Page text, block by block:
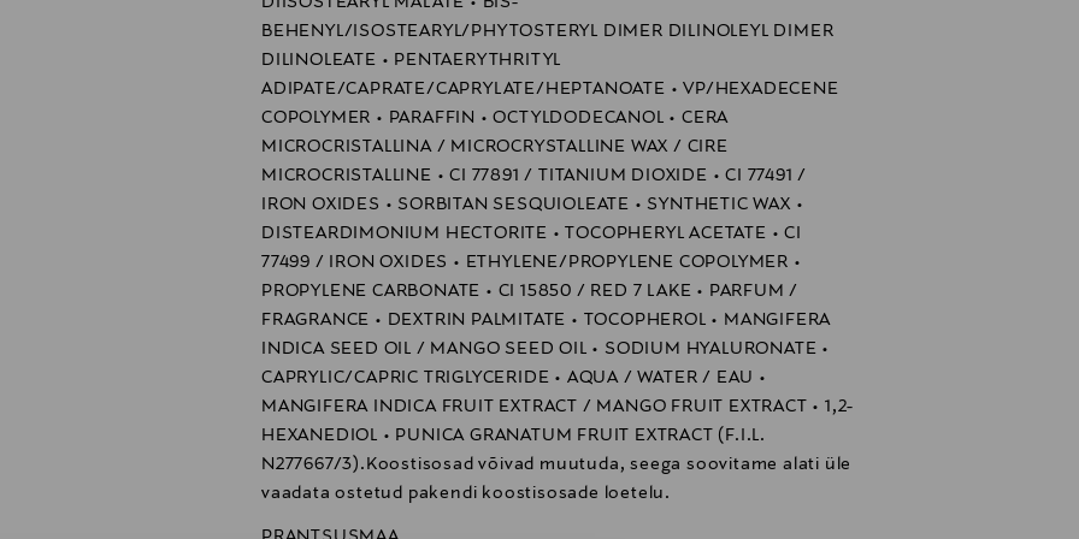
BEHENYL/ISOSTEARYL/PHYTOSTERYL DIMER DILINOLEYL DIMER
DILINOLEATE • PENTAERYTHRITYL
ADIPATE/CAPRATE/CAPRYLATE/HEPTANOATE • VP/HEXADECENE
COPOLYMER • PARAFFIN • OCTYLDODECANOL • CERA
MICROCRISTALLINA / MICROCRYSTALLINE WAX / CIRE
MICROCRISTALLINE • CI 77891 / TITANIUM DIOXIDE • CI 77491 /
IRON OXIDES • SORBITAN SESQUIOLEATE • SYNTHETIC WAX •
DISTEARDIMONIUM HECTORITE • TOCOPHERYL ACETATE • CI
77499 / IRON OXIDES • ETHYLENE/PROPYLENE COPOLYMER •
PROPYLENE CARBONATE • CI 15850 / RED 7 LAKE • PARFUM /
FRAGRANCE • DEXTRIN PALMITATE • TOCOPHEROL • MANGIFERA
INDICA SEED OIL / MANGO SEED OIL • SODIUM HYALURONATE •
CAPRYLIC/CAPRIC TRIGLYCERIDE • AQUA / WATER / EAU •
MANGIFERA INDICA FRUIT EXTRACT / MANGO FRUIT EXTRACT • 1,2-
HEXANEDIOL • PUNICA GRANATUM FRUIT EXTRACT (F.I.L.
N277667/3).Koostisosad võivad muutuda, seega soovitame alati üle
vaadata ostetud pakendi koostisosade loetelu.